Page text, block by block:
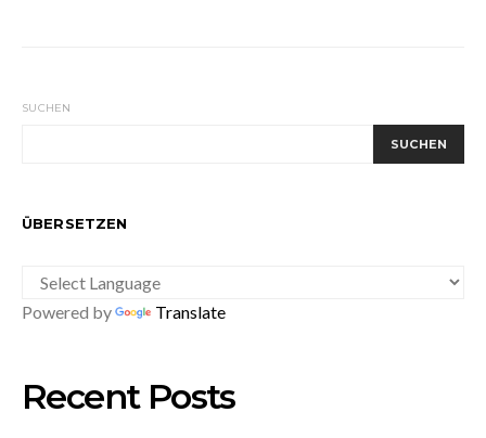
SUCHEN
SUCHEN
ÜBERSETZEN
Powered by Translate
Recent Posts